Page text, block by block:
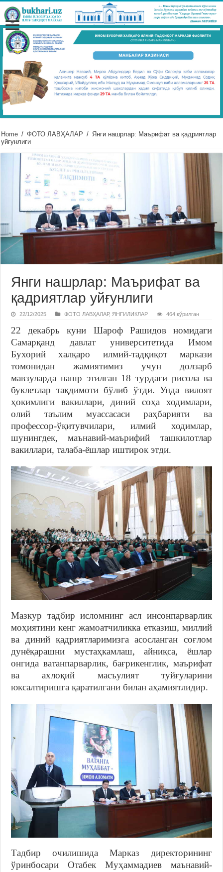
Home / ФОТО ЛАВҲАЛАР / Янги нашрлар: Маърифат ва қадриятлар
уйғунлиги
Янги нашрлар: Маърифат ва
қадриятлар уйғунлиги
22/12/2025 ФОТО ЛАВҲАЛАР, ЯНГИЛИКЛАР 464 кўрилган
22 декабрь куни Шароф Рашидов номидаги
Самарқанд давлат университетида Имом
Бухорий халқаро илмий-тадқиқот маркази
томонидан жамиятимиз учун долзарб
мавзуларда нашр этилган 18 турдаги рисола ва
буклетлар тақдимоти бўлиб ўтди. Унда вилоят
ҳокимлиги вакиллари, диний соҳа ходимлари,
олий таълим муассасаси раҳбарияти ва
профессор-ўқитувчилари, илмий ходимлар,
шунингдек, маънавий-маърифий ташкилотлар
вакиллари, талаба-ёшлар иштирок этди.
Мазкур тадбир исломнинг асл инсонпарварлик
моҳиятини кенг жамоатчиликка етказиш, миллий
ва диний қадриятларимизга асосланган соғлом
дунёқарашни мустаҳкамлаш, айниқса, ёшлар
онгида ватанпарварлик, бағрикенглик, маърифат
ва ахлоқий масъулият туйғуларини
юксалтиришга қаратилгани билан аҳамиятлидир.
Тадбир очилишида Марказ директорининг
ўринбосари Отабек Муҳаммадиев маънавий-